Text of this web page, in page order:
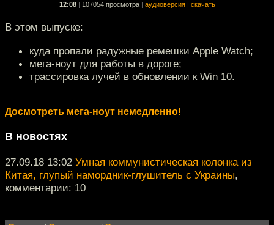
12:08 107054 просмотра аудиоверсия скачать
В этом выпуске:
куда пропали радужные ремешки Apple Watch;
мега-ноут для работы в дороге;
трассировка лучей в обновлении к Win 10.
Досмотреть мега-ноут немедленно!
В новостях
27.09.18 13:02 Умная коммунистическая колонка из
Китая, глупый намордник-глушитель c Украины,
комментарии: 10